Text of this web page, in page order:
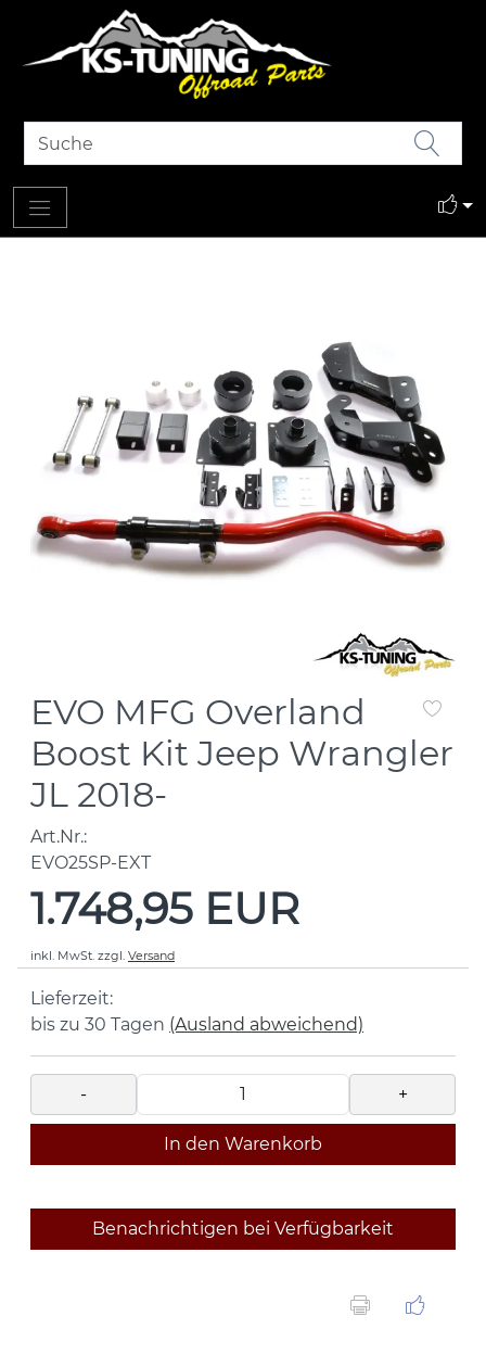
EVO MFG Overland
Boost Kit Jeep Wrangler
JL 2018-
Art.Nr.:
EVO25SP-EXT
1.748,95 EUR
inkl. MwSt. zzgl. Versand
Lieferzeit:
bis zu 30 Tagen (Ausland abweichend)
- +
In den Warenkorb
Benachrichtigen bei Verfügbarkeit